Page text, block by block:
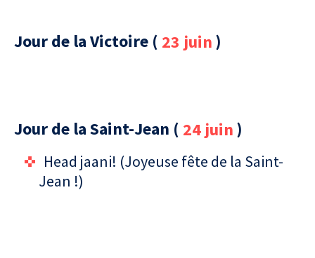
Jour de la Victoire ( 23 juin)
Jour de la Saint-Jean ( 24 juin)
Head jaani! (Joyeuse fête de la Saint-
Jean !)